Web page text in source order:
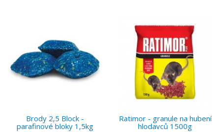
Brody 2,5 Block -
parafinové bloky 1,5kg
Ratimor - granule na hubení
hlodavců 1500g